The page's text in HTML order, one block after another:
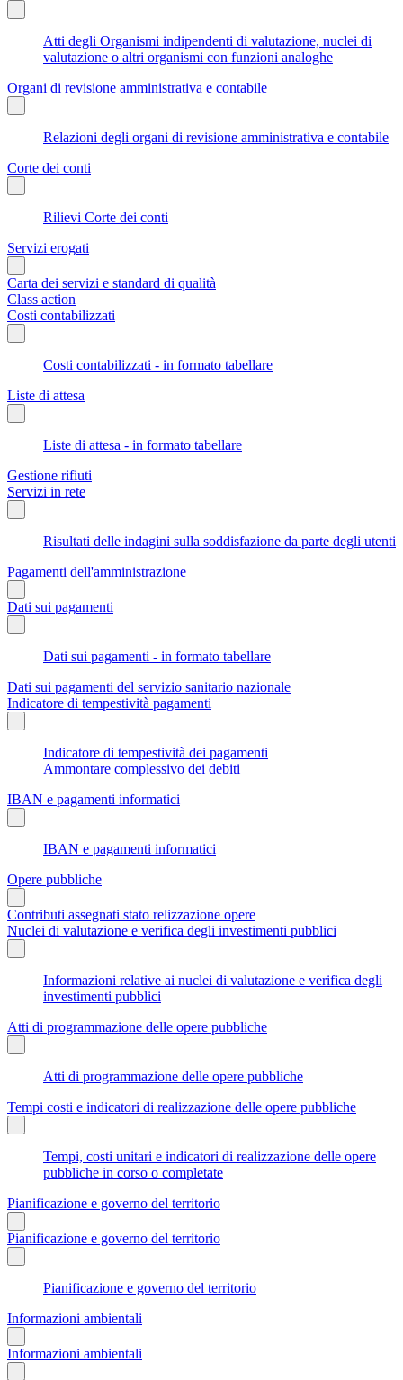
Atti degli Organismi indipendenti di valutazione, nuclei di
valutazione o altri organismi con funzioni analoghe
Organi di revisione amministrativa e contabile
Relazioni degli organi di revisione amministrativa e contabile
Corte dei conti
Rilievi Corte dei conti
Servizi erogati
Carta dei servizi e standard di qualità
Class action
Costi contabilizzati
Costi contabilizzati - in formato tabellare
Liste di attesa
Liste di attesa - in formato tabellare
Gestione rifiuti
Servizi in rete
Risultati delle indagini sulla soddisfazione da parte degli utenti
Pagamenti dell'amministrazione
Dati sui pagamenti
Dati sui pagamenti - in formato tabellare
Dati sui pagamenti del servizio sanitario nazionale
Indicatore di tempestività pagamenti
Indicatore di tempestività dei pagamenti
Ammontare complessivo dei debiti
IBAN e pagamenti informatici
IBAN e pagamenti informatici
Opere pubbliche
Contributi assegnati stato relizzazione opere
Nuclei di valutazione e verifica degli investimenti pubblici
Informazioni relative ai nuclei di valutazione e verifica degli
investimenti pubblici
Atti di programmazione delle opere pubbliche
Atti di programmazione delle opere pubbliche
Tempi costi e indicatori di realizzazione delle opere pubbliche
Tempi, costi unitari e indicatori di realizzazione delle opere
pubbliche in corso o completate
Pianificazione e governo del territorio
Pianificazione e governo del territorio
Pianificazione e governo del territorio
Informazioni ambientali
Informazioni ambientali